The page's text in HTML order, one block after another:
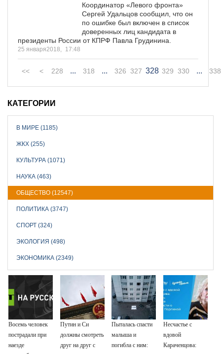
Координатор «Левого фронта»
Сергей Удальцов сообщил, что он
по ошибке был включен в список
доверенных лиц кандидата в
президенты России от КПРФ Павла Грудинина.
25 января2018, 17:48
<< < 228 ... 318 ... 326 327 328 329 330 ... 338
КАТЕГОРИИ
В МИРЕ (1185)
ЖКХ (255)
КУЛЬТУРА (1071)
НАУКА (463)
ОБЩЕСТВО (12547)
ПОЛИТИКА (3747)
СПОРТ (324)
ЭКОЛОГИЯ (498)
ЭКОНОМИКА (2349)
Восемь человек
пострадали при
наезде
Путин и Си
должны смотреть
друг на друг с
Пыталась спасти
малыша и
погибла с ним:
Несчастье с
вдовой
Караченцова: